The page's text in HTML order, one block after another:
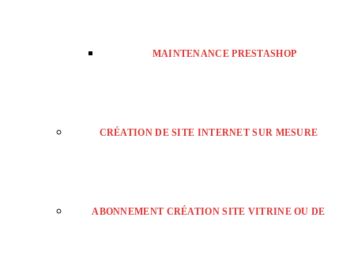
MAINTENANCE PRESTASHOP
CRÉATION DE SITE INTERNET SUR MESURE
ABONNEMENT CRÉATION SITE VITRINE OU DE